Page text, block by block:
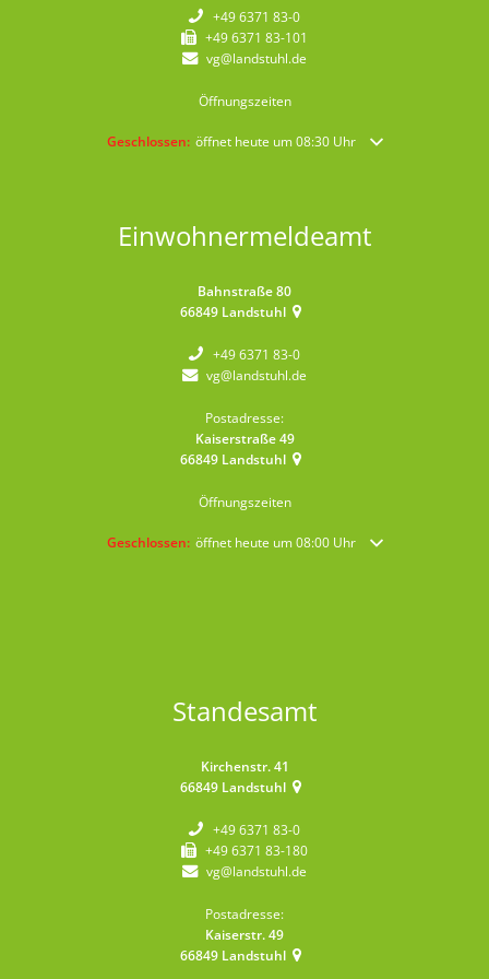
+49 6371 83-0
+49 6371 83-101
vg@landstuhl.de
Öffnungszeiten
Klicken, um weitere Öffnungs- oder Schließzeiten
Geschlossen: öffnet heute um 08:30 Uhr
Einwohnermeldeamt
Bahnstraße 80
66849 Landstuhl
+49 6371 83-0
vg@landstuhl.de
Postadresse:
Kaiserstraße 49
66849 Landstuhl
Öffnungszeiten
Klicken, um weitere Öffnungs- oder Schließzeiten
Geschlossen: öffnet heute um 08:00 Uhr
Standesamt
Kirchenstr. 41
66849 Landstuhl
+49 6371 83-0
+49 6371 83-180
vg@landstuhl.de
Postadresse:
Kaiserstr. 49
66849 Landstuhl